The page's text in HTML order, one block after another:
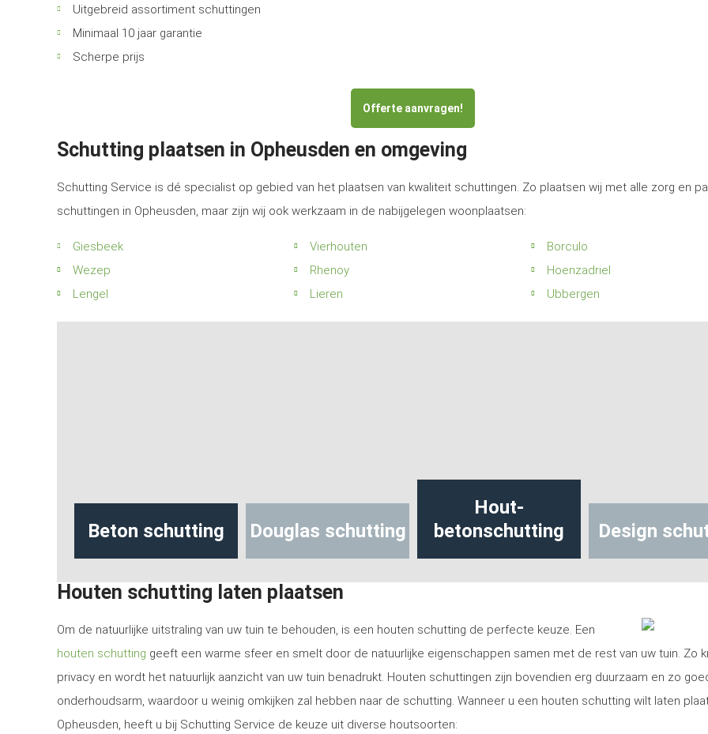
Uitgebreid assortiment schuttingen
Minimaal 10 jaar garantie
Scherpe prijs
Offerte aanvragen!
Schutting plaatsen in Opheusden en omgeving
Schutting Service is dé specialist op gebied van het plaatsen van kwaliteit schuttingen. Zo plaatsen wij met alle zorg en
schuttingen in Opheusden, maar zijn wij ook werkzaam in de nabijgelegen woonplaatsen:
Giesbeek Vierhouten
Borculo
Wezep
Rhenoy
Hoenzadriel
Lengel
Lieren Ubbergen
Beton schutting Douglas schutting
Hout-
betonschutting
Design
Houten schutting laten plaatsen
Om de natuurlijke uitstraling van uw tuin te behouden, is een houten schutting de perfecte keuze. Een
houten schutting geeft een warme sfeer en smelt door de natuurlijke eigenschappen samen met de rest van uw tuin. Zo
privacy en wordt het natuurlijk aanzicht van uw tuin benadrukt. Houten schuttingen zijn bovendien erg duurzaam en zo
onderhoudsarm, waardoor u weinig omkijken zal hebben naar de schutting. Wanneer u een houten schutting wilt laten
Opheusden, heeft u bij Schutting Service de keuze uit diverse houtsoorten: